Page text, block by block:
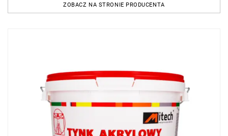
ZOBACZ NA STRONIE PRODUCENTA